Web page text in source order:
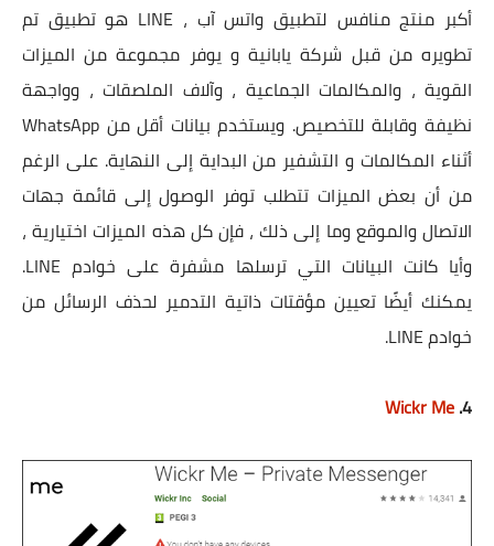
أكبر منتج منافس لتطبيق واتس آب ، LINE هو تطبيق تم
تطويره من قبل شركة يابانية و يوفر مجموعة من الميزات
القوية ، والمكالمات الجماعية ، وآلاف الملصقات ، وواجهة
نظيفة وقابلة للتخصيص. ويستخدم بيانات أقل من WhatsApp
أثناء المكالمات و التشفير من البداية إلى النهاية. على الرغم
من أن بعض الميزات تتطلب توفر الوصول إلى قائمة جهات
الاتصال والموقع وما إلى ذلك ، فإن كل هذه الميزات اختيارية ،
وأيا كانت البيانات التي ترسلها مشفرة على خوادم LINE.
يمكنك أيضًا تعيين مؤقتات ذاتية التدمير لحذف الرسائل من
خوادم LINE.
4.
Wickr Me